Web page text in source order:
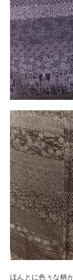
ほんとに色々な柄